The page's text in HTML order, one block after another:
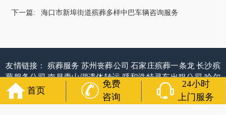
下一篇: 海口市新埠街道殡葬多样中巴车辆咨询服务
友情链接： 殡葬服务 苏州丧葬公司石家庄殡葬一条龙长沙殡
葬服务公司南昌青山湖遗体转运呼和浩特灵车出租公司哈尔
滨道里区丧葬用品
西宁城东区白事服务
潍坊奎文区殡仪馆服
务 乳山寿衣店铺 杭州上城区灵堂布置 沈阳浑南区殡葬平台中
首页
免费
咨询
24小时
上门服务